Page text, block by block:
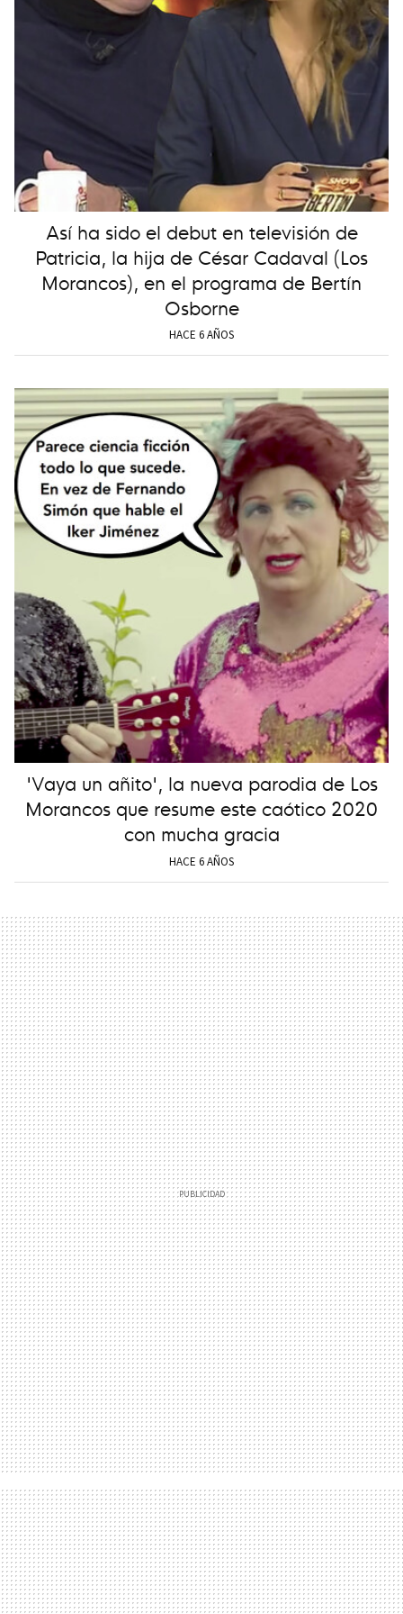
Así ha sido el debut en televisión de
Patricia, la hija de César Cadaval (Los
Morancos), en el programa de Bertín
Osborne
HACE 6 AÑOS
'Vaya un añito', la nueva parodia de Los
Morancos que resume este caótico 2020
con mucha gracia
HACE 6 AÑOS